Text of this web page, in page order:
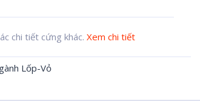
chi tiết cứng khác.Xem chi tiết
Lốp-Vỏ